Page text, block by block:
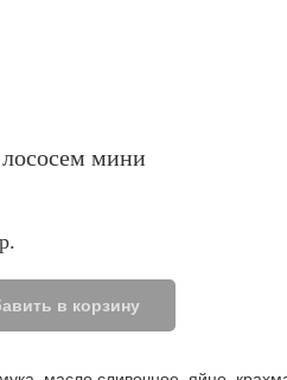
мини
р.
в корзину